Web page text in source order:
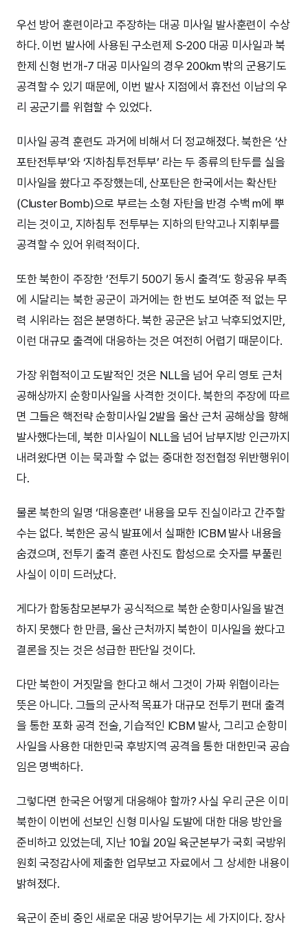
우선 방어 훈련이라고 주장하는 대공 미사일 발사훈련이 수상
하다. 이번 발사에 사용된 구소련제 S-200 대공 미사일과 북
한제 신형 번개-7 대공 미사일의 경우 200km 밖의 군용기도
공격할 수 있기 때문에, 이번 발사 지점에서 휴전선 이남의 우
리 공군기를 위협할 수 있었다.
미사일 공격 훈련도 과거에 비해서 더 정교해졌다. 북한은 ‘산
포탄전투부’와 ‘지하침투전투부’ 라는 두 종류의 탄두를 실을
미사일을 쐈다고 주장했는데, 산포탄은 한국에서는 확산탄
(Cluster Bomb)으로 부르는 소형 자탄을 반경 수백 m에 뿌
리는 것이고, 지하침투 전투부는 지하의 탄약고나 지휘부를
공격할 수 있어 위력적이다.
또한 북한이 주장한 ‘전투기 500기 동시 출격’도 항공유 부족
에 시달리는 북한 공군이 과거에는 한 번도 보여준 적 없는 무
력 시위라는 점은 분명하다. 북한 공군은 낡고 낙후되었지만,
이런 대규모 출격에 대응하는 것은 여전히 어렵기 때문이다.
가장 위협적이고 도발적인 것은 NLL을 넘어 우리 영토 근처
공해상까지 순항미사일을 사격한 것이다. 북한의 주장에 따르
면 그들은 핵전략 순항미사일 2발을 울산 근처 공해상을 향해
발사했다는데, 북한 미사일이 NLL을 넘어 남부지방 인근까지
내려왔다면 이는 묵과할 수 없는 중대한 정전협정 위반행위이
다.
물론 북한의 일명 ‘대응훈련’ 내용을 모두 진실이라고 간주할
수는 없다. 북한은 공식 발표에서 실패한 ICBM 발사 내용을
숨겼으며, 전투기 출격 훈련 사진도 합성으로 숫자를 부풀린
사실이 이미 드러났다.
게다가 합동참모본부가 공식적으로 북한 순항미사일을 발견
하지 못했다 한 만큼, 울산 근처까지 북한이 미사일을 쐈다고
결론을 짓는 것은 성급한 판단일 것이다.
다만 북한이 거짓말을 한다고 해서 그것이 가짜 위협이라는
뜻은 아니다. 그들의 군사적 목표가 대규모 전투기 편대 출격
을 통한 포화 공격 전술, 기습적인 ICBM 발사, 그리고 순항미
사일을 사용한 대한민국 후방지역 공격을 통한 대한민국 공습
임은 명백하다.
그렇다면 한국은 어떻게 대응해야 할까? 사실 우리 군은 이미
북한이 이번에 선보인 신형 미사일 도발에 대한 대응 방안을
준비하고 있었는데, 지난 10월 20일 육군본부가 국회 국방위
원회 국정감사에 제출한 업무보고 자료에서 그 상세한 내용이
밝혀졌다.
육군이 준비 중인 새로운 대공 방어무기는 세 가지이다. 장사